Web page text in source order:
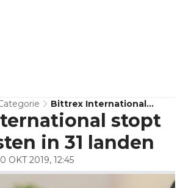
Bittrex International
Stopt Zijn Diensten In 31
Landen
stopt
in 31 landen
OKT 2019, 12:45